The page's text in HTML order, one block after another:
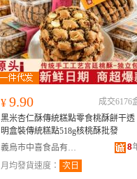
¥ 9.90
成交6176
黑米杏仁酥傳統糕點零食桃酥餅干透
明盒裝傳統糕點518g核桃酥批發
義烏市中喜食品有限公司
8
月均發貨速度：
次日